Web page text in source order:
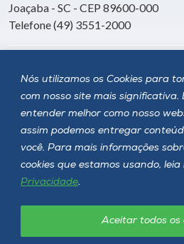
Nós utilizamos os Cookies para
com nosso site mais significativa.
entender melhor como nosso
assim podemos entregar
você. Para mais informações
cookies que estamos usando, leia
Privacidade.
Aceitar todos os
Joaçaba - SC - CEP 89600-000
Telefone (49) 3551-2000
Siga a Unoesc
Política de privacidade LGPD